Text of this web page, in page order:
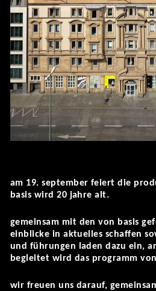
am 19. september feiert die
basis wird 20 jahre alt.
gemeinsam mit den von basis
einblicke in aktuelles schaffen
und führungen laden dazu ein,
begleitet wird das programm
wir freuen uns darauf,